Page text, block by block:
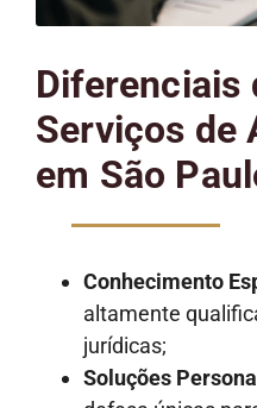
Diferenciais
Serviços de
em São
Conhecimento
altamente
jurídicas;
Soluções